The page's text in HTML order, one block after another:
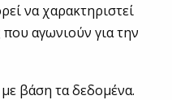
να χαρακτηριστεί
που αγωνιούν για την
με βάση τα δεδομένα.